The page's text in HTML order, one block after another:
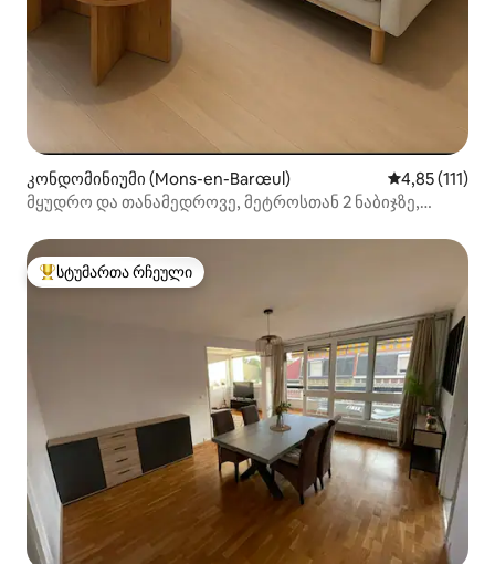
კონდომინიუმი (Mons-en-Barœul) საშუალო
4,85 (111)
მყუდრო და თანამედროვე, მეტროსთან 2 ნაბიჯზე,
სტუმართა რჩეული მოწინავე ვარიანტი
სტუმართა რჩეული